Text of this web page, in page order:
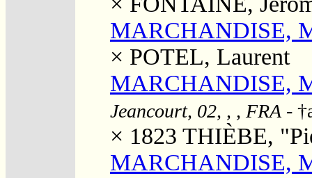
MARCHANDISE,
× POTEL, Laurent
MARCHANDISE,
Jeancourt, 02, , , FRA -
× 1823 THIÈBE,
MARCHANDISE,